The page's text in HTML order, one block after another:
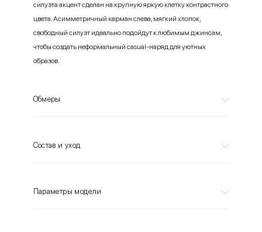
силуэта акцент сделан на крупную яркую клетку контрастного
цвета. Асимметричный карман слева, мягкий хлопок,
свободный силуэт идеально подойдут к любимым джинсам,
чтобы создать неформальный casual-наряд для уютных
образов.
Обмеры
Состав и уход
Параметры модели